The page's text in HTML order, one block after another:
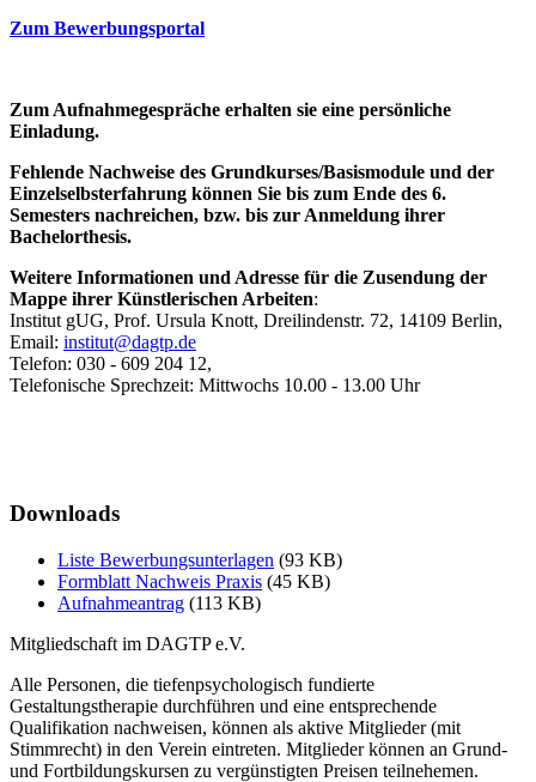
Zum Bewerbungsportal
Zum Aufnahmegespräche erhalten sie eine persönliche
Einladung.
Fehlende Nachweise des Grundkurses/Basismodule und der
Einzelselbsterfahrung können Sie bis zum Ende des 6.
Semesters nachreichen, bzw. bis zur Anmeldung ihrer
Bachelorthesis.
Weitere Informationen und Adresse für die Zusendung der
Mappe ihrer Künstlerischen Arbeiten:
Institut gUG, Prof. Ursula Knott, Dreilindenstr. 72, 14109 Berlin,
Email: institut@dagtp.de
Telefon: 030 - 609 204 12,
Telefonische Sprechzeit: Mittwochs 10.00 - 13.00 Uhr
Downloads
Liste Bewerbungsunterlagen (93 KB)
Formblatt Nachweis Praxis (45 KB)
Aufnahmeantrag (113 KB)
Mitgliedschaft im DAGTP e.V.
Alle Personen, die tiefenpsychologisch fundierte
Gestaltungstherapie durchführen und eine entsprechende
Qualifikation nachweisen, können als aktive Mitglieder (mit
Stimmrecht) in den Verein eintreten. Mitglieder können an Grund-
und Fortbildungskursen zu vergünstigten Preisen teilnehemen.